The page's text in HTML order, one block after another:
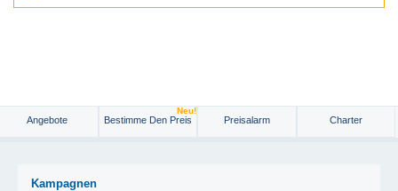
Angebote Bestimme Den Preis
Neu!
Preisalarm Charter
Kampagnen